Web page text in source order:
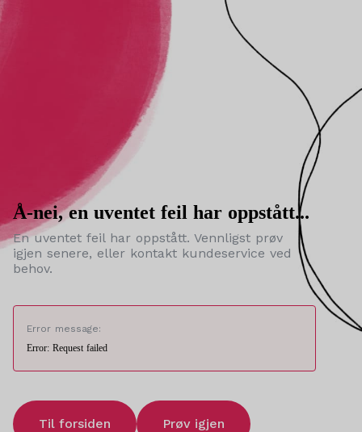
Å-nei, en uventet feil har oppstått...
En uventet feil har oppstått. Vennligst prøv
igjen senere, eller kontakt kundeservice ved
behov.
Error message:
Error: Request failed
Til forsiden Prøv igjen